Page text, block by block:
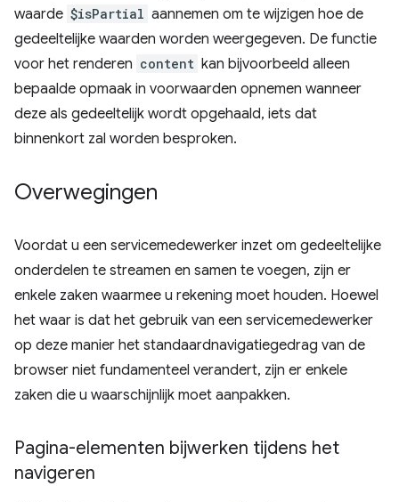
waarde $isPartial aannemen om te wijzigen hoe de
gedeeltelijke waarden worden weergegeven. De functie
voor het renderen content kan bijvoorbeeld alleen
bepaalde opmaak in voorwaarden opnemen wanneer
deze als gedeeltelijk wordt opgehaald, iets dat
binnenkort zal worden besproken.
Overwegingen
Voordat u een servicemedewerker inzet om gedeeltelijke
onderdelen te streamen en samen te voegen, zijn er
enkele zaken waarmee u rekening moet houden. Hoewel
het waar is dat het gebruik van een servicemedewerker
op deze manier het standaardnavigatiegedrag van de
browser niet fundamenteel verandert, zijn er enkele
zaken die u waarschijnlijk moet aanpakken.
Pagina-elementen bijwerken tijdens het
navigeren